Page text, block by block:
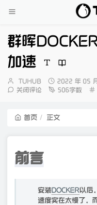
群晖
加速
博
主：
TUHUB
发
布
2022 年 05
关闭评论
506字数
首页 正文
前言
安装DOCKER以后
速度实在太慢了，